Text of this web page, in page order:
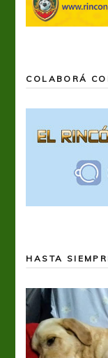
COLABORÁ
HASTA